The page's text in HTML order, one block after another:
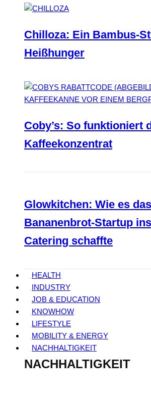
Chilloza: Ein Bambus-
Heißhunger
Coby’s: So funktioniert
Kaffeekonzentrat
Glowkitchen: Wie es das
Bananenbrot-Startup
Catering schaffte
HEALTH
INDUSTRY
JOB & EDUCATION
KNOWHOW
LIFESTYLE
MOBILITY & ENERGY
NACHHALTIGKEIT
NACHHALTIGKEIT